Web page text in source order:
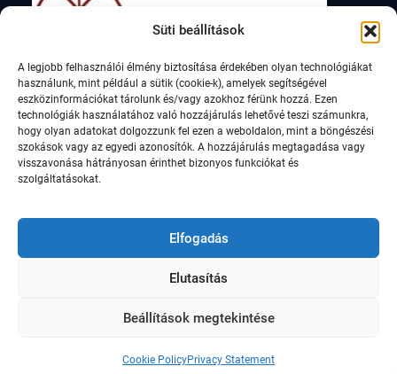
Süti beállítások
A legjobb felhasználói élmény biztosítása érdekében olyan technológiákat
használunk, mint például a sütik (cookie-k), amelyek segítségével
eszközinformációkat tárolunk és/vagy azokhoz férünk hozzá. Ezen
technológiák használatához való hozzájárulás lehetővé teszi számunkra,
hogy olyan adatokat dolgozzunk fel ezen a weboldalon, mint a böngészési
szokások vagy az egyedi azonosítók. A hozzájárulás megtagadása vagy
visszavonása hátrányosan érinthet bizonyos funkciókat és
szolgáltatásokat.
Elfogadás
Elutasítás
Beállítások megtekintése
Cookie PolicyPrivacy Statement
© Szent István Római Katolikus Általános Iskola,
2021